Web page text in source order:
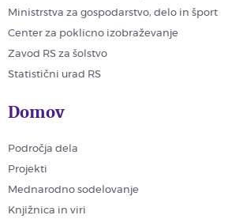
Ministrstva za gospodarstvo, delo in šport
Center za poklicno izobraževanje
Zavod RS za šolstvo
Statistični urad RS
Domov
Področja dela
Projekti
Mednarodno sodelovanje
Knjižnica in viri